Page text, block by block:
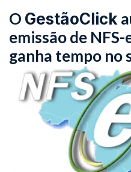
O GestãoClick
emissão de
ganha tempo no